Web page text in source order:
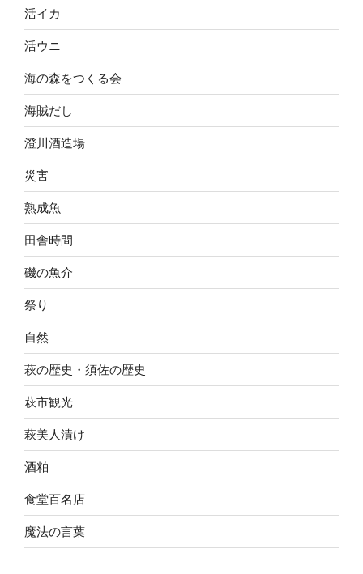
活イカ
活ウニ
海の森をつくる会
海賊だし
澄川酒造場
災害
熟成魚
田舎時間
磯の魚介
祭り
自然
萩の歴史・須佐の歴史
萩市観光
萩美人漬け
酒粕
食堂百名店
魔法の言葉